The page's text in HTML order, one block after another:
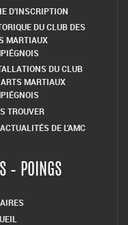
D’INSCRIPTION
DU CLUB DES
MARTIAUX
DU CLUB
MARTIAUX
TROUVER
DE L’AMC
– POINGS